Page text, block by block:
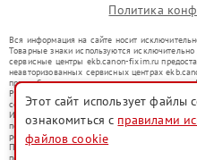
Политика
Вся информация на сайте носит
Товарные знаки используются
сервисные центры ekb.canon-fixim.ru
неавторизованных сервисных центрах
правообладателями товарных знаков или их
Ремонт осуществляется для устройств, уже
со статьей 1487 ГК РФ.
Использование товарных знаков не
потребителей в заблуждение, а служит для
ремонту техники указанных брендов.
Представленная на сайте информация не
положениями Статьи 437(2) Гражданского
Этот сайт использует файлы
ознакомиться с правилами
файлов cookie